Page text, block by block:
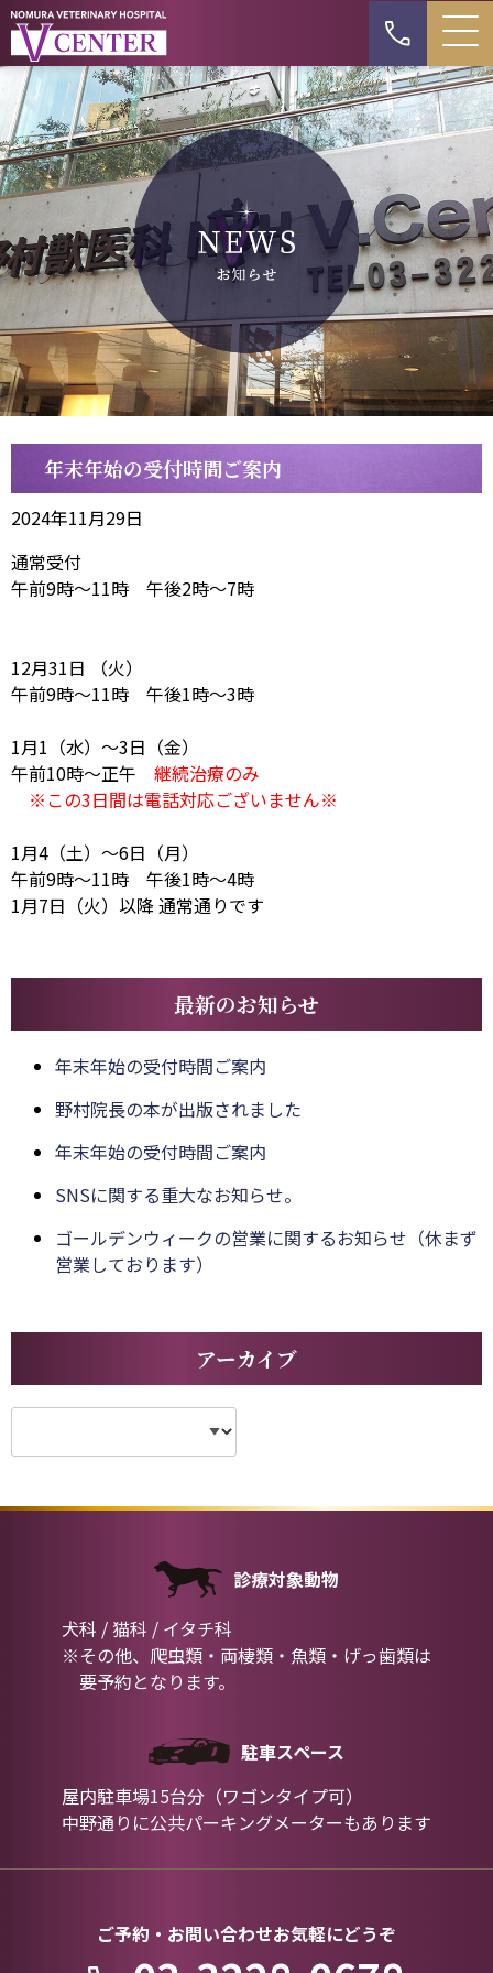
年末年始の受付時間ご案内
2024年11月29日
通常受付
午前9時～11時 午後2時～7時
12月31日 （火）
午前9時～11時 午後1時～3時
1月1（水）～3日（金）
午前10時～正午 継続治療のみ
※この3日間は電話対応ございません※
1月4（土）～6日（月）
午前9時～11時 午後1時～4時
1月7日（火）以降 通常通りです
最新のお知らせ
年末年始の受付時間ご案内
野村院長の本が出版されました
年末年始の受付時間ご案内
SNSに関する重大なお知らせ。
ゴールデンウィークの営業に関するお知らせ（休まず
営業しております）
アーカイブ
診療対象動物
犬科 / 猫科 / イタチ科
※その他、爬虫類・両棲類・魚類・げっ歯類は
要予約となります。
駐車スペース
屋内駐車場15台分（ワゴンタイプ可）
中野通りに公共パーキングメーターもあります
ご予約・お問い合わせお気軽にどうぞ